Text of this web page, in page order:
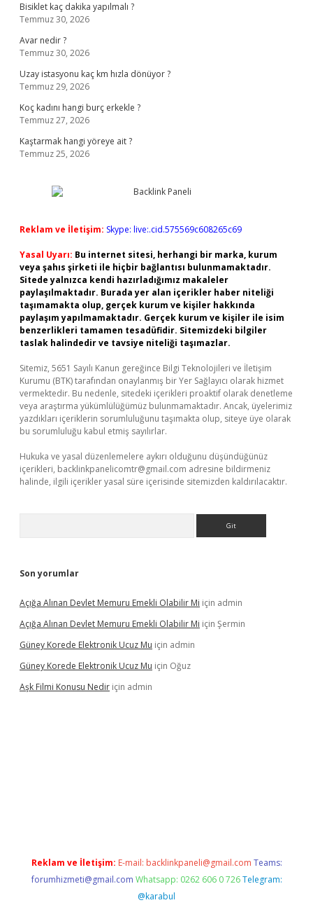
Bisiklet kaç dakika yapılmalı ?
Temmuz 30, 2026
Avar nedir ?
Temmuz 30, 2026
Uzay istasyonu kaç km hızla dönüyor ?
Temmuz 29, 2026
Koç kadını hangi burç erkekle ?
Temmuz 27, 2026
Kaştarmak hangi yöreye ait ?
Temmuz 25, 2026
Reklam ve İletişim: Skype: live:.cid.575569c608265c69
Yasal Uyarı: Bu internet sitesi, herhangi bir marka, kurum
veya şahıs şirketi ile hiçbir bağlantısı bulunmamaktadır.
Sitede yalnızca kendi hazırladığımız makaleler
paylaşılmaktadır. Burada yer alan içerikler haber niteliği
taşımamakta olup, gerçek kurum ve kişiler hakkında
paylaşım yapılmamaktadır. Gerçek kurum ve kişiler ile isim
benzerlikleri tamamen tesadüfidir. Sitemizdeki bilgiler
taslak halindedir ve tavsiye niteliği taşımazlar.
Sitemiz, 5651 Sayılı Kanun gereğince Bilgi Teknolojileri ve İletişim
Kurumu (BTK) tarafından onaylanmış bir Yer Sağlayıcı olarak hizmet
vermektedir. Bu nedenle, sitedeki içerikleri proaktif olarak denetleme
veya araştırma yükümlülüğümüz bulunmamaktadır. Ancak, üyelerimiz
yazdıkları içeriklerin sorumluluğunu taşımakta olup, siteye üye olarak
bu sorumluluğu kabul etmiş sayılırlar.
Hukuka ve yasal düzenlemelere aykırı olduğunu düşündüğünüz
içerikleri, backlinkpanelicomtr@gmail.com adresine bildirmeniz
halinde, ilgili içerikler yasal süre içerisinde sitemizden kaldırılacaktır.
Son yorumlar
Açığa Alınan Devlet Memuru Emekli Olabilir Mi için admin
Açığa Alınan Devlet Memuru Emekli Olabilir Mi için Şermin
Güney Korede Elektronik Ucuz Mu için admin
Güney Korede Elektronik Ucuz Mu için Oğuz
Aşk Filmi Konusu Nedir için admin
Reklam ve İletişim: E-mail: backlinkpaneli@gmail.com Teams:
forumhizmeti@gmail.com Whatsapp: 0262 606 0 726 Telegram:
@karabul